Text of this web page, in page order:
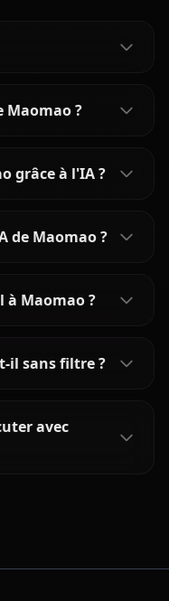
Maomao ?
grâce à l'IA ?
de Maomao ?
à Maomao ?
il sans filtre ?
avec